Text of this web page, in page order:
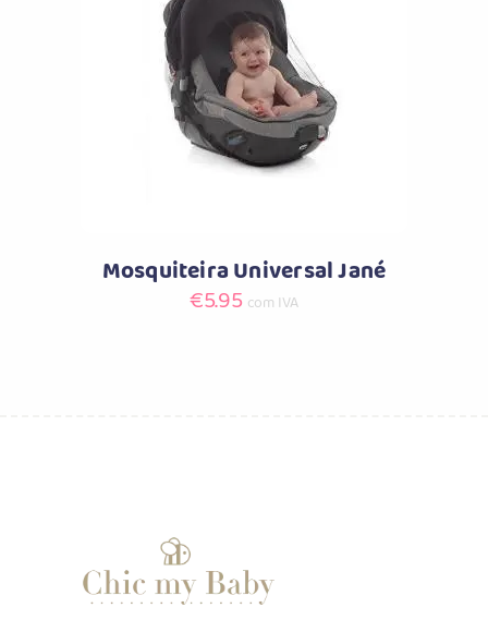
Comprar
Mosquiteira Universal Jané
€5.95 com IVA